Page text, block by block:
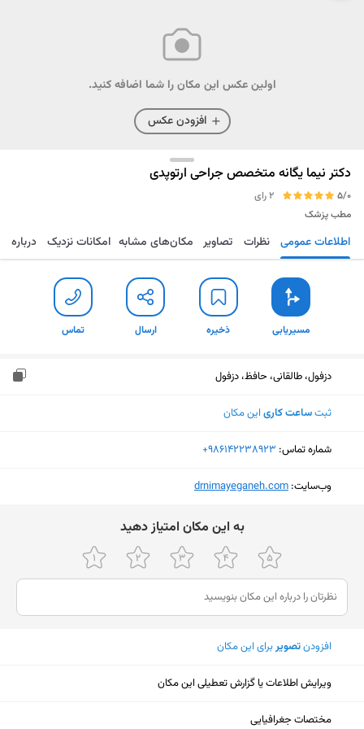
اولین عکس این مکان را شما اضافه کنید.
افزودن عکس
دکتر نیما یگانه متخصص جراحی ارتوپدی
5/0
2 رای
مطب پزشک
مسیریابی ذخیره ارسال تماس اطلاعات عمومی نظرات تصاویر مکان‌های مشابه امکانات نزدیک درباره
مسیریابی ذخیره ارسال تماس
دزفول، طالقانی، حافظ، دزفول
ثبتساعت کاری این مکان
شماره تماس: ‎+986142238923
وب‌سایت: ‎drnimayeganeh.com
ﺑﻪ اﯾﻦ ﻣﮑﺎن اﻣﺘﯿﺎز دﻫﯿﺪ
افزودنتصویربرای این مکان
ویرایش اطلاعات یا گزارش تعطیلی این مکان
مختصات جغرافیایی